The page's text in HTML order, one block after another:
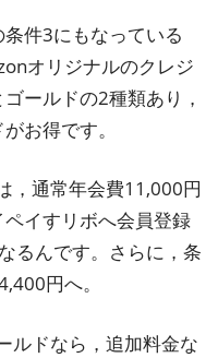
件3にもなっている
オリジナルのクレジ
ールドの2種類あり，
お得です。
，通常年会費11,000円
イすリボへ会員登録
るんです。さらに，条
円へ。
ルドなら，追加料金な